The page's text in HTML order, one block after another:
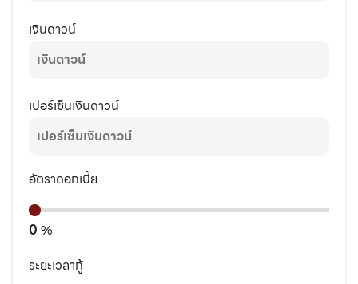
เงินดาวน์
เปอร์เซ็นเงินดาวน์
อัตราดอกเบี้ย
0 %
ระยะเวลากู้